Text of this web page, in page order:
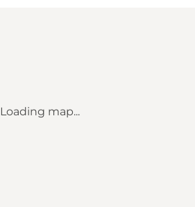
Loading map...